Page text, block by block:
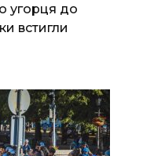
угорця до
встигли